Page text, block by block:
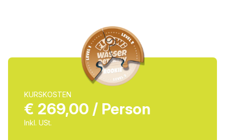
KURSKOSTEN
€ 269,00 / Person
Inkl. USt.